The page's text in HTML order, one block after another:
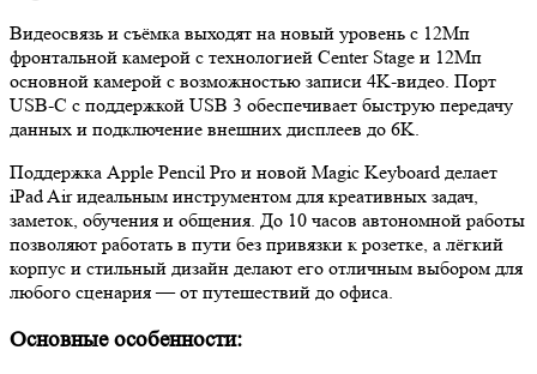
Видеосвязь и съёмка выходят на новый уровень с 12Мп
фронтальной камерой с технологией Center Stage и 12Мп
основной камерой с возможностью записи 4K-видео. Порт
USB‑C с поддержкой USB 3 обеспечивает быструю передачу
данных и подключение внешних дисплеев до 6K.
Поддержка Apple Pencil Pro и новой Magic Keyboard делает
iPad Air идеальным инструментом для креативных задач,
заметок, обучения и общения. До 10 часов автономной работы
позволяют работать в пути без привязки к розетке, а лёгкий
корпус и стильный дизайн делают его отличным выбором для
любого сценария — от путешествий до офиса.
Основные особенности: